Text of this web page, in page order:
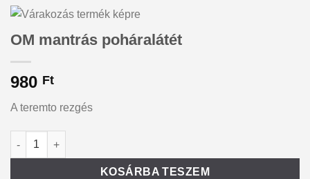
OM mantrás poháralátét
980 Ft
A teremto rezgés
OM mantrás poháralátét mennyiség
KOSÁRBA TESZEM
Alternative: